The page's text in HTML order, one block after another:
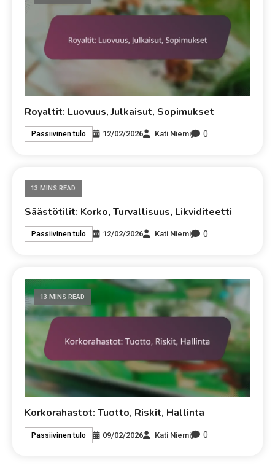
Royaltit: Luovuus, Julkaisut, Sopimukset
Passiivinen tulo 12/02/2026 Kati Niemi 0
13 MINS READ
Säästötilit: Korko, Turvallisuus, Likviditeetti
Passiivinen tulo 12/02/2026 Kati Niemi 0
13 MINS READ
Korkorahastot: Tuotto, Riskit, Hallinta
Passiivinen tulo 09/02/2026 Kati Niemi 0